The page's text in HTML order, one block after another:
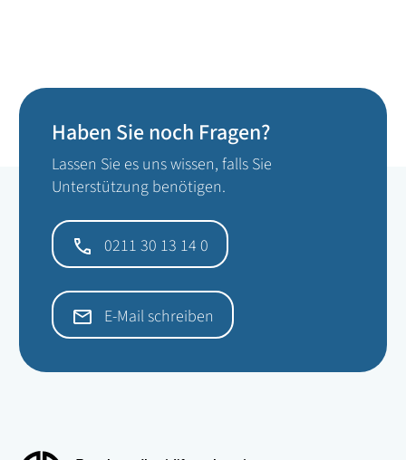
Haben Sie noch Fragen?
Lassen Sie es uns wissen, falls Sie
Unterstützung benötigen.
0211 30 13 14 0
E-Mail schreiben